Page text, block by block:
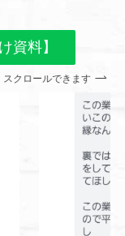
資料】
スクロールできます